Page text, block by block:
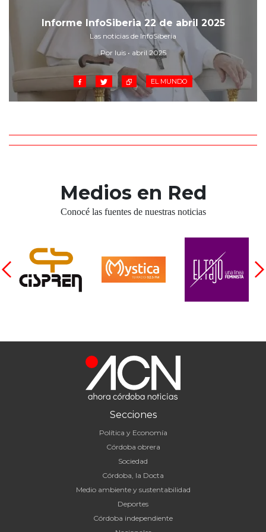
Cruz del Eje
Corredor de Ansenuza
La Carlota y zona
Laboulaye y sur
Bell Ville
Río Tercero
Despeñaderos
Informe InfoSiberia 22 de abril 2025
Las noticias de InfoSiberia
Por luis • abril 2025
EL MUNDO
Medios en Red
Conocé las fuentes de nuestras noticias
Secciones
Política y Economía
Córdoba obrera
Sociedad
Córdoba, la Docta
Medio ambiente y sustentabilidad
Deportes
Córdoba independiente